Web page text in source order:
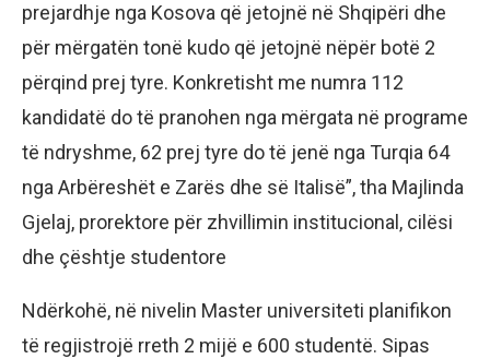
prejardhje nga Kosova që jetojnë në Shqipëri dhe
për mërgatën tonë kudo që jetojnë nëpër botë 2
përqind prej tyre. Konkretisht me numra 112
kandidatë do të pranohen nga mërgata në programe
të ndryshme, 62 prej tyre do të jenë nga Turqia 64
nga Arbëreshët e Zarës dhe së Italisë”, tha Majlinda
Gjelaj, prorektore për zhvillimin institucional, cilësi
dhe çështje studentore
Ndërkohë, në nivelin Master universiteti planifikon
të regjistrojë rreth 2 mijë e 600 studentë. Sipas